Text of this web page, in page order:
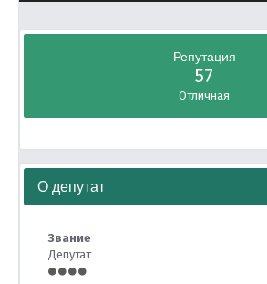
Репутация
57
Отличная
О депутат
Звание
Депутат